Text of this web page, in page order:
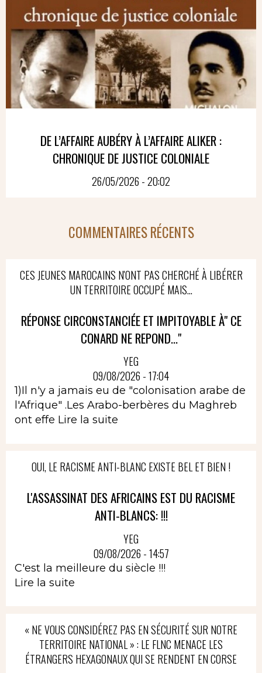
DE L’AFFAIRE AUBÉRY À L’AFFAIRE ALIKER :
CHRONIQUE DE JUSTICE COLONIALE
26/05/2026 - 20:02
COMMENTAIRES RÉCENTS
CES JEUNES MAROCAINS N'ONT PAS CHERCHÉ À LIBÉRER
UN TERRITOIRE OCCUPÉ MAIS...
RÉPONSE CIRCONSTANCIÉE ET IMPITOYABLE À" CE
CONARD NE REPOND..."
YEG
09/08/2026 - 17:04
1)Il n'y a jamais eu de "colonisation arabe de
l'Afrique" .Les Arabo-berbères du Maghreb
ont effe Lire la suite
OUI, LE RACISME ANTI-BLANC EXISTE BEL ET BIEN !
L'ASSASSINAT DES AFRICAINS EST DU RACISME
ANTI-BLANCS: !!!
YEG
09/08/2026 - 14:57
C'est la meilleure du siècle !!!
Lire la suite
« NE VOUS CONSIDÉREZ PAS EN SÉCURITÉ SUR NOTRE
TERRITOIRE NATIONAL » : LE FLNC MENACE LES
ÉTRANGERS HEXAGONAUX QUI SE RENDENT EN CORSE